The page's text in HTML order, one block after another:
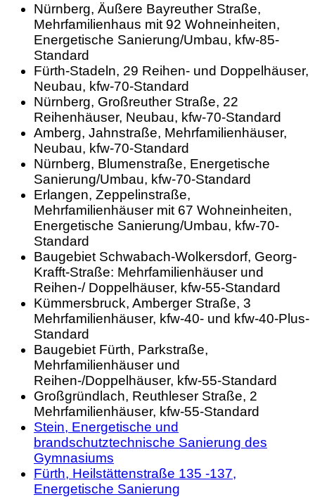
Nürnberg, Äußere Bayreuther Straße,
Mehrfamilienhaus mit 92 Wohneinheiten,
Energetische Sanierung/Umbau, kfw-85-
Standard
Fürth-Stadeln, 29 Reihen- und Doppelhäuser,
Neubau, kfw-70-Standard
Nürnberg, Großreuther Straße, 22
Reihenhäuser, Neubau, kfw-70-Standard
Amberg, Jahnstraße, Mehrfamilienhäuser,
Neubau, kfw-70-Standard
Nürnberg, Blumenstraße, Energetische
Sanierung/Umbau, kfw-70-Standard
Erlangen, Zeppelinstraße,
Mehrfamilienhäuser mit 67 Wohneinheiten,
Energetische Sanierung/Umbau, kfw-70-
Standard
Baugebiet Schwabach-Wolkersdorf, Georg-
Krafft-Straße: Mehrfamilienhäuser und
Reihen-/ Doppelhäuser, kfw-55-Standard
Kümmersbruck, Amberger Straße, 3
Mehrfamilienhäuser, kfw-40- und kfw-40-Plus-
Standard
Baugebiet Fürth, Parkstraße,
Mehrfamilienhäuser und
Reihen-/Doppelhäuser, kfw-55-Standard
Großgründlach, Reuthleser Straße, 2
Mehrfamilienhäuser, kfw-55-Standard
Stein, Energetische und
brandschutztechnische Sanierung des
Gymnasiums
Fürth, Heilstättenstraße 135 -137,
Energetische Sanierung